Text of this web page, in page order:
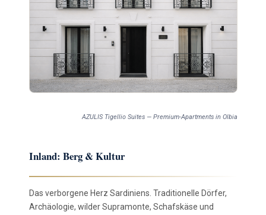
AZULIS Tigellio Suites — Premium-Apartments in Olbia
Inland: Berg & Kultur
Das verborgene Herz Sardiniens. Traditionelle Dörfer,
Archäologie, wilder Supramonte, Schafskäse und